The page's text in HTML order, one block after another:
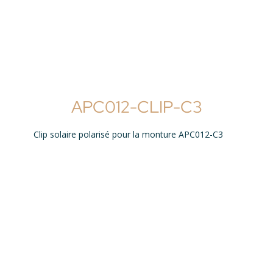
APC012-CLIP-C3
Clip solaire polarisé pour la monture APC012-C3